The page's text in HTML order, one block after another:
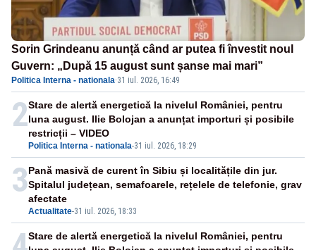
Sorin Grindeanu anunță când ar putea fi învestit noul
Guvern: „După 15 august sunt șanse mai mari”
Politica Interna - nationala·31 iul. 2026, 16:49
2
Politica Interna - nationala-31 iul. 2026, 18:29
Stare de alertă energetică la nivelul României, pentru
luna august. Ilie Bolojan a anunțat importuri și posibile
restricții – VIDEO
3
Actualitate-31 iul. 2026, 18:33
Pană masivă de curent în Sibiu și localitățile din jur.
Spitalul județean, semafoarele, rețelele de telefonie, grav
afectate
Stare de alertă energetică la nivelul României, pentru